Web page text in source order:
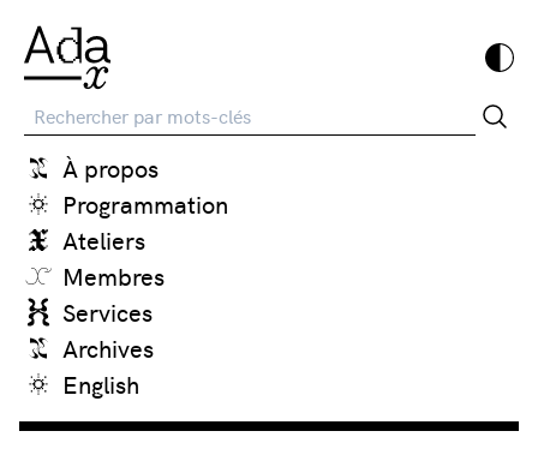
Recherche
À propos
Programmation
Ateliers
Membres
Services
Archives
English